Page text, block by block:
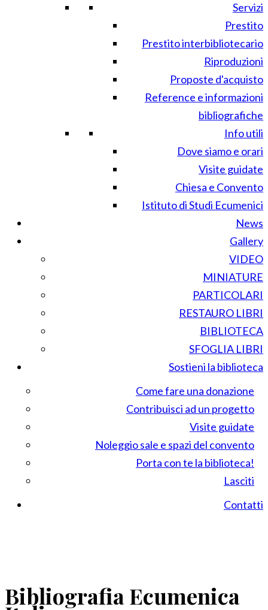
Servizi
Prestito
Prestito interbibliotecario
Riproduzioni
Proposte d'acquisto
Reference e informazioni
bibliografiche
Info utili
Dove siamo e orari
Visite guidate
Chiesa e Convento
Istituto di Studi Ecumenici
News
Gallery
VIDEO
MINIATURE
PARTICOLARI
RESTAURO LIBRI
BIBLIOTECA
SFOGLIA LIBRI
Sostieni la biblioteca
Come fare una donazione
Contribuisci ad un progetto
Visite guidate
Noleggio sale e spazi del convento
Porta con te la biblioteca!
Lasciti
Contatti
Bibliografia Ecumenica